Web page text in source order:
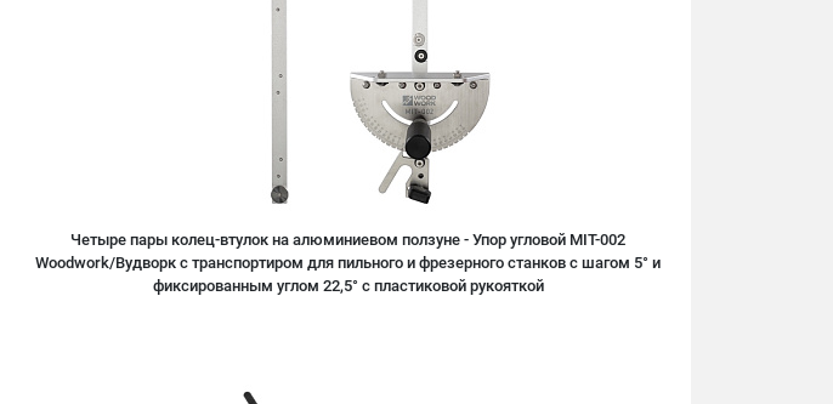
Четыре пары колец-втулок на алюминиевом ползуне - Упор угловой MIT-002
Woodwork/Вудворк с транспортиром для пильного и фрезерного станков с шагом 5° и
фиксированным углом 22,5° c пластиковой рукояткой